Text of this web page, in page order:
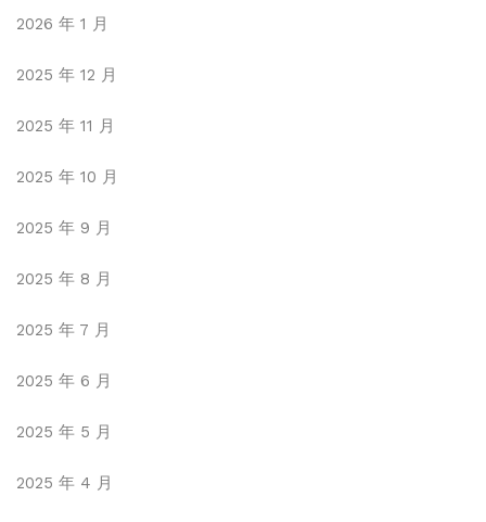
2026 年 1 月
2025 年 12 月
2025 年 11 月
2025 年 10 月
2025 年 9 月
2025 年 8 月
2025 年 7 月
2025 年 6 月
2025 年 5 月
2025 年 4 月